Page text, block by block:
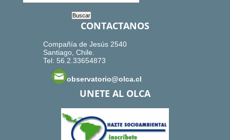
CONTACTANOS
Compañía de Jesús 2540
Santiago, Chile.
Tel: 56.2.33654873
observatorio@olca.cl
UNETE AL OLCA